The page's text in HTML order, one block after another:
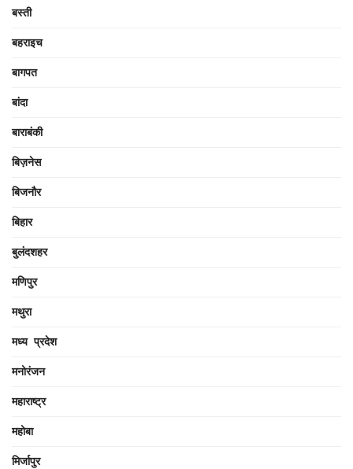
बस्ती
बहराइच
बागपत
बांदा
बाराबंकी
बिज़नेस
बिजनौर
बिहार
बुलंदशहर
मणिपुर
मथुरा
मध्य प्रदेश
मनोरंजन
महाराष्ट्र
महोबा
मिर्जापुर